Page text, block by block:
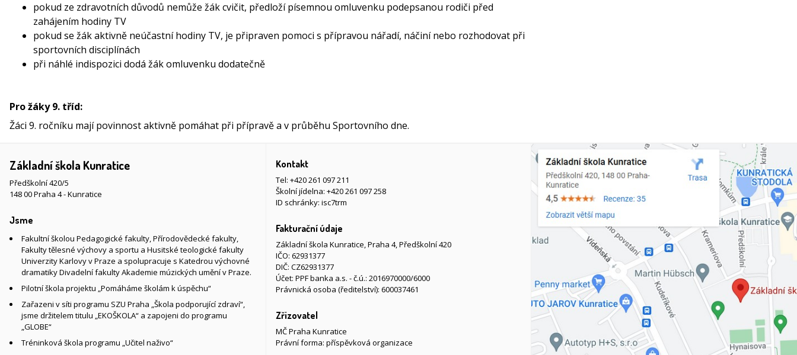
pokud ze zdravotních důvodů nemůže žák cvičit, předloží písemnou omluvenku podepsanou rodiči před
zahájením hodiny TV
pokud se žák aktivně neúčastní hodiny TV, je připraven pomoci s přípravou nářadí, náčiní nebo rozhodovat při
sportovních disciplínách
při náhlé indispozici dodá žák omluvenku dodatečně
Pro žáky 9. tříd:
Žáci 9. ročníku mají povinnost aktivně pomáhat při přípravě a v průběhu Sportovního dne.
Základní škola Kunratice
Předškolní 420/5
148 00 Praha 4 - Kunratice
Jsme
Fakultní školou Pedagogické fakulty, Přírodovědecké fakulty,
Fakulty tělesné výchovy a sportu a Husitské teologické fakulty
Univerzity Karlovy v Praze a spolupracuje s Katedrou výchovné
dramatiky Divadelní fakulty Akademie múzických umění v Praze.
Pilotní škola projektu „Pomáháme školám k úspěchu“
Zařazeni v síti programu SZU Praha „Škola podporující zdraví“,
jsme držitelem titulu „EKOŠKOLA“ a zapojeni do programu
„GLOBE“
Tréninková škola programu „Učitel naživo“
Kontakt
Tel: +420 261 097 211
Školní jídelna: +420 261 097 258
ID schránky: isc7trm
Fakturační údaje
Základní škola Kunratice, Praha 4, Předškolní 420
IČO: 62931377
DIČ: CZ62931377
Účet: PPF banka a.s. - č.ú.: 2016970000/6000
Právnická osoba (ředitelství): 600037461
Zřizovatel
MČ Praha Kunratice
Právní forma: příspěvková organizace